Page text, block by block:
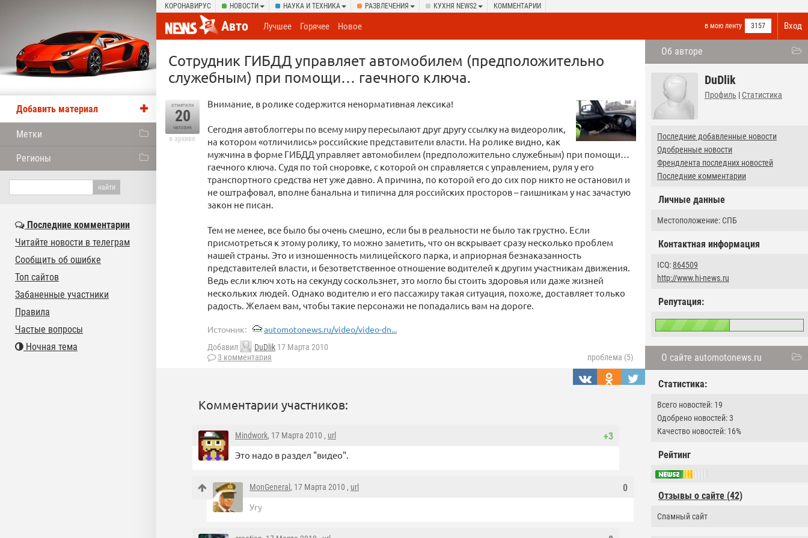
КОРОНАВИРУС НОВОСТИ НАУКА И ТЕХНИКА РАЗВЛЕЧЕНИЯ КУХНЯ NEWS2 КОММЕНТАРИИ
Вход
Авто в мою ленту 3157
Лучшее Горячее Новое
Об авторе
DuDlik
Профиль | Статистика
Последние добавленные новости
Одобренные новости
Френдлента последних новостей
Последние комментарии
Личные данные
Местоположение: СПБ
Контактная информация
ICQ: 864509
http://www.hi-news.ru
Репутация:
О сайте automotonews.ru
Статистика:
Всего новостей: 19
Одобрено новостей: 3
Качество новостей: 16%
Рейтинг
Отзывы о сайте (42)
Спамный сайт
Сотрудник ГИБДД управляет автомобилем (предположительно
служебным) при помощи… гаечного ключа.
отметили
20
человек
в архиве
Внимание, в ролике содержится ненормативная лексика!
Сегодня автоблоггеры по всему миру пересылают друг другу ссылку на видеоролик,
на котором «отличились» российские представители власти. На ролике видно, как
мужчина в форме ГИБДД управляет автомобилем (предположительно служебным) при помощи…
гаечного ключа. Судя по той сноровке, с которой он справляется с управлением, руля у его
транспортного средства нет уже давно. А причина, по которой его до сих пор никто не остановил и
не оштрафовал, вполне банальна и типична для российских просторов – гаишникам у нас зачастую
закон не писан.
Тем не менее, все было бы очень смешно, если бы в реальности не было так грустно. Если
присмотреться к этому ролику, то можно заметить, что он вскрывает сразу несколько проблем
нашей страны. Это и изношенность милицейского парка, и априорная безнаказанность
представителей власти, и безответственное отношение водителей к другим участникам движения.
Ведь если ключ хоть на секунду соскользнет, это могло бы стоить здоровья или даже жизней
нескольких людей. Однако водителю и его пассажиру такая ситуация, похоже, доставляет только
радость. Желаем вам, чтобы такие персонажи не попадались вам на дороге.
Источник: automotonews.ru/video/video-dn...
Добавил DuDlik 17 Марта 2010
3 комментария
проблема (5)
Комментарии участников:
+3
Mindwork, 17 Марта 2010 , url
Это надо в раздел "видео".
0
MonGeneral , 17 Марта 2010 , url
Угу
Добавить материал
Метки
Регионы
Последние комментарии
Читайте новости в телеграм
Сообщить об ошибке
Топ сайтов
Забаненные участники
Правила
Частые вопросы
Ночная тема